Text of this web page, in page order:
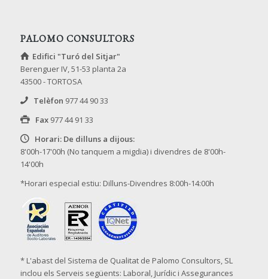
PALOMO CONSULTORS
Edifici "Turó del Sitjar"
Berenguer IV, 51-53 planta 2a
43500 - TORTOSA
Telèfon 977 44 90 33
Fax 977 44 91 33
Horari: De dilluns a dijous:
8'00h-17'00h (No tanquem a migdia) i divendres de 8'00h-
14'00h
*Horari especial estiu: Dilluns-Divendres 8:00h-14:00h
* L'abast del Sistema de Qualitat de Palomo Consultors, SL
inclou els Serveis següents: Laboral, Jurídic i Assegurances